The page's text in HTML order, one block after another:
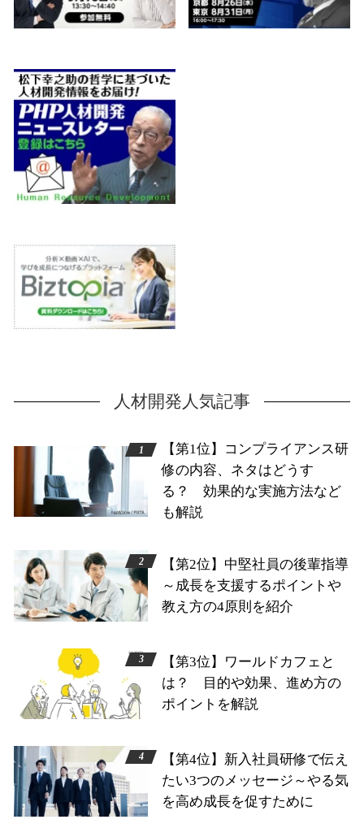
人材開発人気記事
【第1位】コンプライアンス研
修の内容、ネタはどうす
る？ 効果的な実施方法など
も解説
【第2位】中堅社員の後輩指導
～成長を支援するポイントや
教え方の4原則を紹介
【第3位】ワールドカフェと
は？ 目的や効果、進め方の
ポイントを解説
【第4位】新入社員研修で伝え
たい3つのメッセージ～やる気
を高め成長を促すために